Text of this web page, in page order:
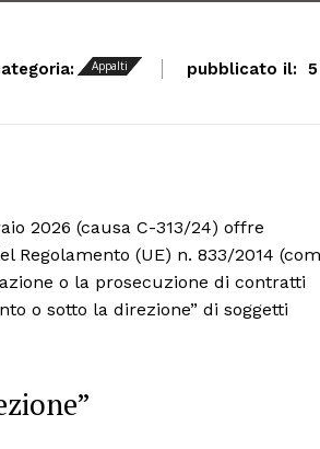
Appalti pubblicato il:
2026 (causa C-313/24) offre
Regolamento (UE) n. 833/2014
o la prosecuzione di contratti
o sotto la direzione” di soggetti